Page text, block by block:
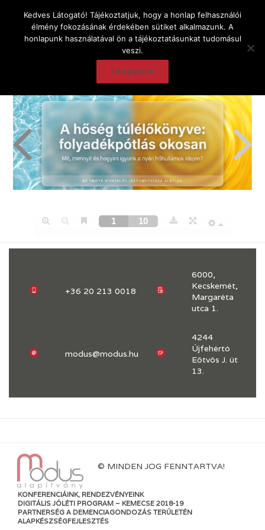
+36 20 213 0018
6000,
Kecskemét,
Margaréta
utca 1.
modus@modus.hu
4244
Újfehértó
Eötvös J. út
13.
© MINDEN JOG FENNTARTVA!
KONFERENCIÁINK, RENDEZVÉNYEINK
DIGITÁLIS JÓLÉTI PROGRAM – KEMECSE 2018-19
PARTNERSÉG A DEMENCIAGONDOZÁS TERÜLETÉN
ALAPKÉSZSÉGFEJLESZTÉS
Kedves Látogató! Tájékoztatjuk, hogy a honlap felhasználói
élmény fokozásának érdekében sütiket alkalmazunk. A
honlapunk használatával ön a tájékoztatásunkat tudomásul
veszi.
Elfogadom